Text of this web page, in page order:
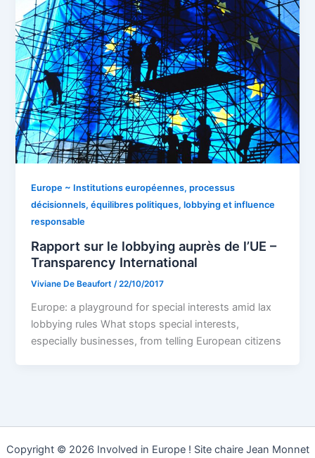
Europe ~ Institutions européennes, processus
décisionnels, équilibres politiques, lobbying et influence
responsable
Rapport sur le lobbying auprès de l’UE –
Transparency International
Viviane De Beaufort/22/10/2017
Europe: a playground for special interests amid lax
lobbying rules What stops special interests,
especially businesses, from telling European citizens
Copyright © 2026 Involved in Europe ! Site chaire Jean Monnet